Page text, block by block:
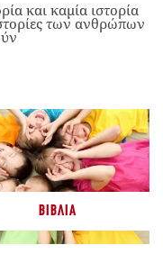
και καμία ιστορία
των ανθρώπων
ΒΙΒΛΊΑ